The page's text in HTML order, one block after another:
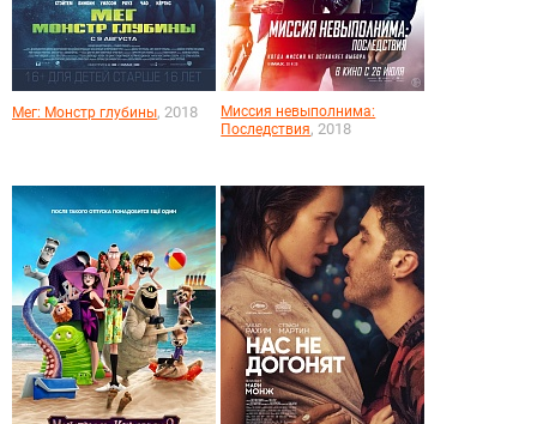
Мег: Монстр глубины, 2018
Миссия невыполнима:
Последствия, 2018